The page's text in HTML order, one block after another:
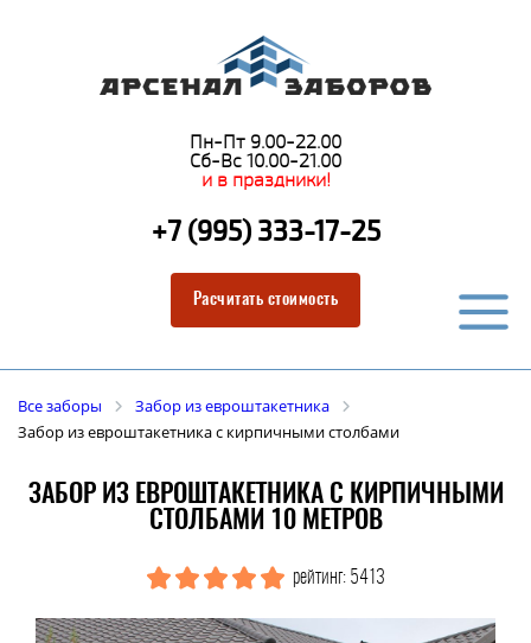
Пн-Пт 9.00-22.00
Сб-Вс 10.00-21.00
и в праздники!
+7 (995) 333-17-25
Расчитать стоимость
Все заборы
Забор из евроштакетника
Забор из евроштакетника с кирпичными столбами
ЗАБОР ИЗ ЕВРОШТАКЕТНИКА С КИРПИЧНЫМИ
СТОЛБАМИ 10 МЕТРОВ
рейтинг: 5413